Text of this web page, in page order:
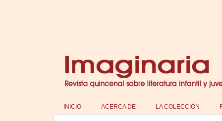
INICIO ACERCA DE LA COLECCIÓN